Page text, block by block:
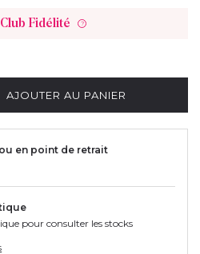
Club Fidélité ?
AJOUTER AU PANIER
en point de retrait
pour consulter les stocks